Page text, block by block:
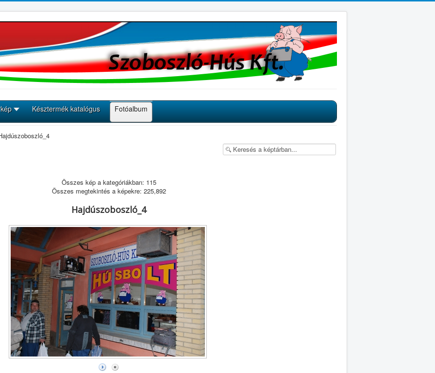
Késztermék katalógus Fotóalbum
Összes kép a kategóriákban: 115
Összes megtekintés a képekre: 225,892
Hajdúszoboszló_4